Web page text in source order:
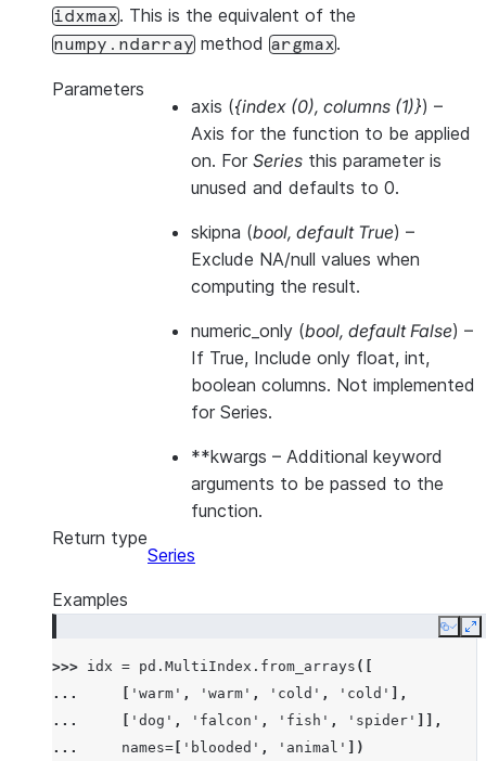
idxmax. This is the equivalent of the
numpy.ndarray method argmax.
Parameters
axis ({index (0), columns (1)}) –
Axis for the function to be applied
on. For Series this parameter is
unused and defaults to 0.
skipna (bool, default True) –
Exclude NA/null values when
computing the result.
numeric_only (bool, default False) –
If True, Include only float, int,
boolean columns. Not implemented
for Series.
**kwargs – Additional keyword
arguments to be passed to the
function.
Return type
Series
Examples
Copy
>>> idx = pd . MultiIndex . from_arrays ([
...
'warm' , 'warm' , 'cold' , 'cold'
],
...
'dog' , 'falcon' , 'fish' , 'spider'
]],
...
names= 'blooded' , 'animal'
])